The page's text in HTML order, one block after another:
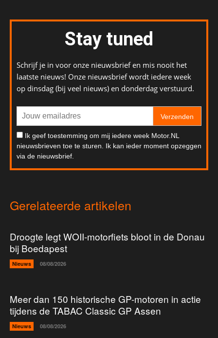
Stay tuned
Schrijf je in voor onze nieuwsbrief en mis nooit het
laatste nieuws! Onze nieuwsbrief wordt iedere week
op dinsdag (bij veel nieuws) en donderdag verstuurd.
Verzenden
Ik geef toestemming om mij iedere week Motor.NL
nieuwsbrieven toe te sturen. Ik kan ieder moment opzeggen
via de nieuwsbrief.
Gerelateerde artikelen
Droogte legt WOII-motorfiets bloot in de Donau
bij Boedapest
Nieuws 08/08/2026
Meer dan 150 historische GP-motoren in actie
tijdens de TABAC Classic GP Assen
Nieuws 08/08/2026